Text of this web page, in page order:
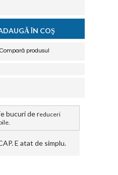
ÎN COŞ
Compară produsul
bucuri de reduceri
E atat de simplu.